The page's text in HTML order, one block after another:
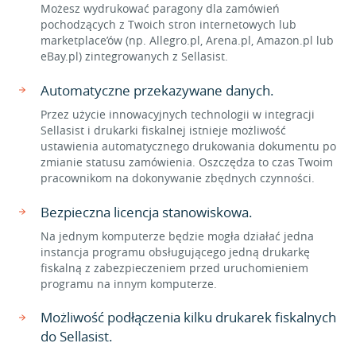
Możesz wydrukować paragony dla zamówień
pochodzących z Twoich stron internetowych lub
marketplace’ów (np. Allegro.pl, Arena.pl, Amazon.pl lub
eBay.pl) zintegrowanych z Sellasist.
Automatyczne przekazywane danych.
Przez użycie innowacyjnych technologii w integracji
Sellasist i drukarki fiskalnej istnieje możliwość
ustawienia automatycznego drukowania dokumentu po
zmianie statusu zamówienia. Oszczędza to czas Twoim
pracownikom na dokonywanie zbędnych czynności.
Bezpieczna licencja stanowiskowa.
Na jednym komputerze będzie mogła działać jedna
instancja programu obsługującego jedną drukarkę
fiskalną z zabezpieczeniem przed uruchomieniem
programu na innym komputerze.
Możliwość podłączenia kilku drukarek fiskalnych
do Sellasist.